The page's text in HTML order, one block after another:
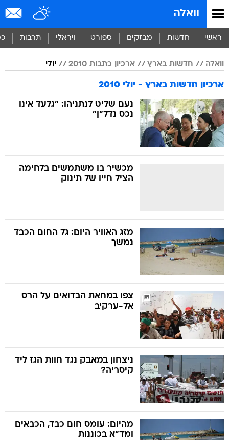
וואלה
ראשי חדשות מבזקים ספורט ויראלי תרבות
וואלה חדשות בארץ ארכיון כתבות 2010 יולי
ארכיון חדשות בארץ - יולי 2010
נעם שליט לנתניהו: "גלעד אינו
נכס נדל"ן"
מכשיר בו משתמשים בלחימה
הציל חייו של תינוק
מזג האוויר היום: גל החום הכבד
נמשך
צפו במחאת הבדואים על הרס
אל-ערקיב
ניצחון במאבק נגד חוות הגז ליד
קיסריה?
מהיום: עומס חום כבד, הכבאים
ומד"א בכוננות